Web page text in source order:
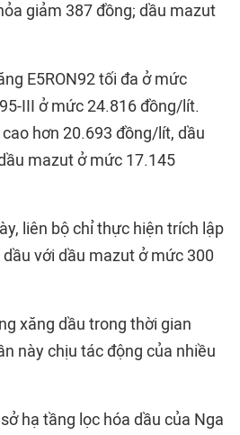
giảm 387 đồng; dầu mazut
E5RON92 tối đa ở mức
III ở mức 24.816 đồng/lít.
hơn 20.693 đồng/lít, dầu
mazut ở mức 17.145
liên bộ chỉ thực hiện trích lập
dầu với dầu mazut ở mức 300
xăng dầu trong thời gian
này chịu tác động của nhiều
hạ tầng lọc hóa dầu của Nga